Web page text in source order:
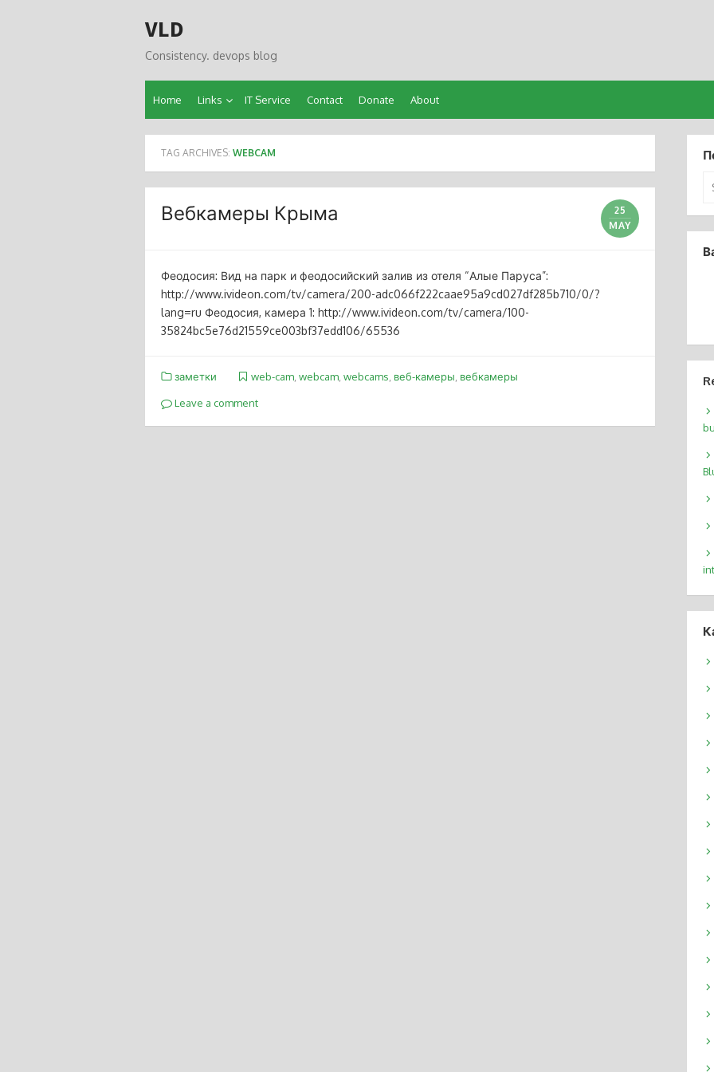
to
VLD
Consistency. devops blog
Home Links IT Service Contact Donate About
TAG ARCHIVES: WEBCAM
Вебкамеры Крыма
25
MAY
Феодосия: Вид на парк и феодосийский залив из отеля “Алые Паруса”:
http://www.ivideon.com/tv/camera/200-adc066f222caae95a9cd027df285b710/0/?
lang=ru Феодосия, камера 1: http://www.ivideon.com/tv/camera/100-
35824bc5e76d21559ce003bf37edd106/65536
заметки web-cam, webcam, webcams веб-камеры вебкамеры
Leave a comment